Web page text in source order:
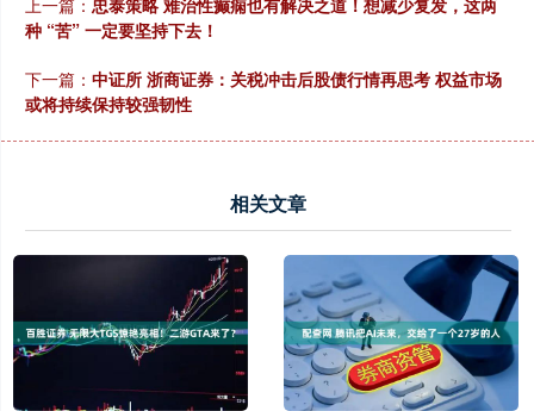
种 “苦” 一定要坚持下去！
下一篇： 中证所 浙商证券：关税冲击后股债行情再思考 权益市场
或将持续保持较强韧性
相关文章